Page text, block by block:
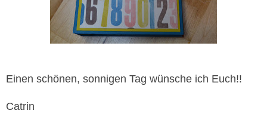
Einen schönen, sonnigen Tag wünsche ich Euch!!
Catrin